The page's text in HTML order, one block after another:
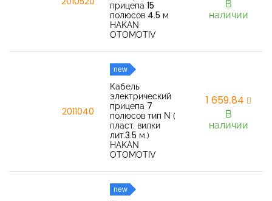
прицепа 15
полюсов 4.5 м
HAKAN
OTOMOTIV
В
наличии
2011040
new
Кабель
электрический
прицепа 7
полюсов тип N (
пласт. вилки
лит.3.5 м.)
HAKAN
OTOMOTIV
1 659,84
В
наличии
new